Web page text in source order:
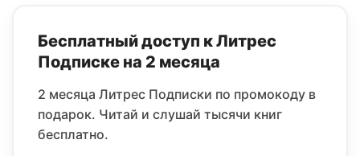
Бесплатный доступ к Литрес
Подписке на 2 месяца
2 месяца Литрес Подписки по промокоду в
подарок. Читай и слушай тысячи книг
бесплатно.